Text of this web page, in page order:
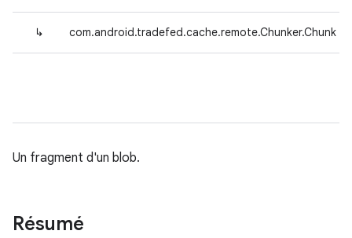
↳ com.android.tradefed.cache.remote.Chunker.Chunk
Un fragment d'un blob.
Résumé